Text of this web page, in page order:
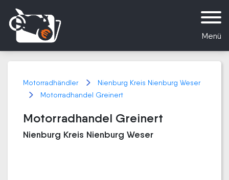
Menü
Motorradhändler
Nienburg Kreis Nienburg Weser
Motorradhandel Greinert
Motorradhandel Greinert
Nienburg Kreis Nienburg Weser